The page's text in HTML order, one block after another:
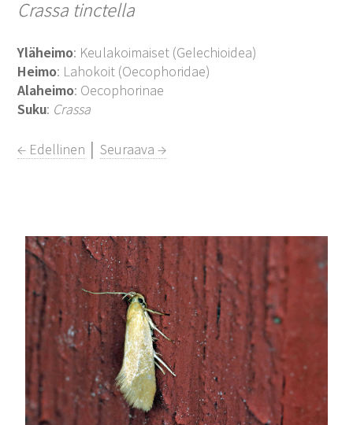
Crassa tinctella
Yläheimo: Keulakoimaiset (Gelechioidea)
Heimo: Lahokoit (Oecophoridae)
Alaheimo: Oecophorinae
Suku: Crassa
← Edellinen │Seuraava →